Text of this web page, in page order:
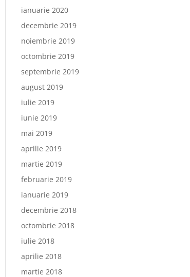
ianuarie 2020
decembrie 2019
noiembrie 2019
octombrie 2019
septembrie 2019
august 2019
iulie 2019
iunie 2019
mai 2019
aprilie 2019
martie 2019
februarie 2019
ianuarie 2019
decembrie 2018
octombrie 2018
iulie 2018
aprilie 2018
martie 2018